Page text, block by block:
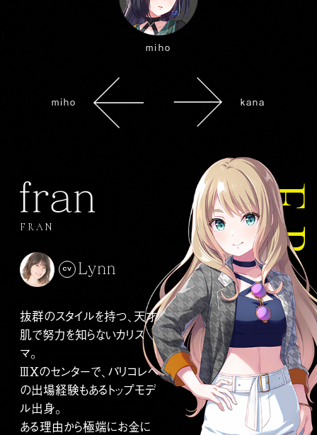
miho
miho kana
FRAN
抜群のスタイルを持つ、天才
肌で努力を知らないカリス
マ。
ⅢⅩのセンターで、パリコレへ
の出場経験もあるトップモデ
ル出身。
ある理由から極端にお金に